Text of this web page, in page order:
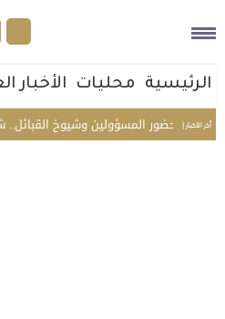
الرئيسية محليات الأخبار
أخر الأخبار |
بحضور المسؤولين وشيوخ القبائل..